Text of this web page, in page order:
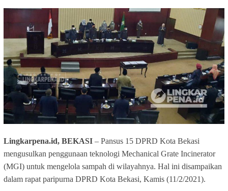
Lingkarpena.id, BEKASI – Pansus 15 DPRD Kota Bekasi
mengusulkan penggunaan teknologi Mechanical Grate Incinerator
(MGI) untuk mengelola sampah di wilayahnya. Hal ini disampaikan
dalam rapat paripurna DPRD Kota Bekasi, Kamis (11/2/2021).